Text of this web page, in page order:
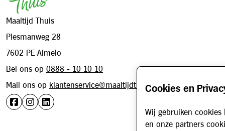
Maaltijd Thuis
Plesmanweg 28
7602 PE Almelo
Bel ons op 0888 - 10 10 10
Mail ons op klantenservice@maaltijdthuis.nlCookies en
Wij gebruiken cookies
en onze partners